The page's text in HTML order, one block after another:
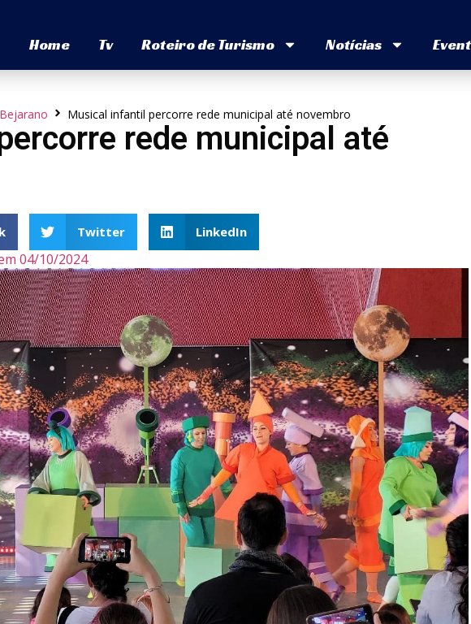
Home Tv Roteiro de Turismo Notícias
Musical infantil percorre rede municipal até novembro
rede municipal até
Twitter LinkedIn
04/10/2024